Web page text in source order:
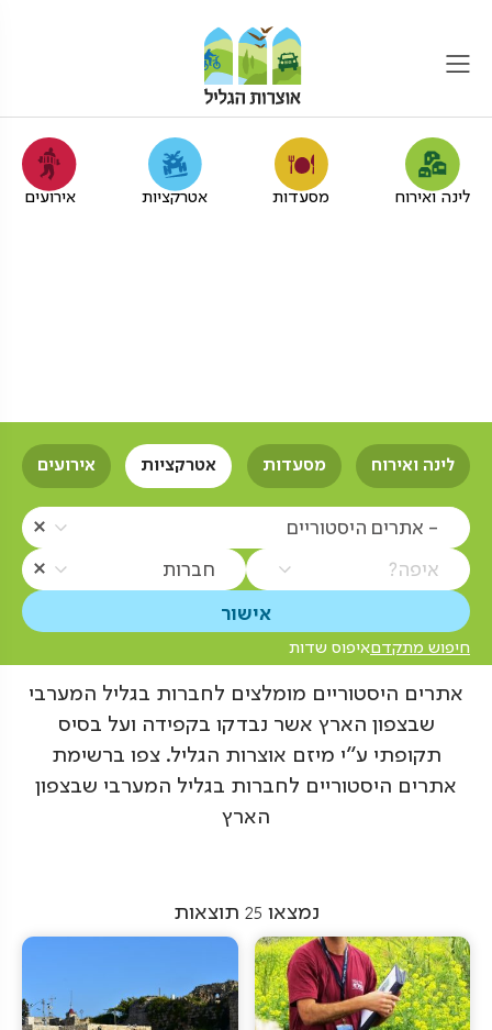
לינה ואירוח מסעדות אטרקציות אירועים
לינה ואירוח מסעדות אטרקציות אירועים
- אתרים היסטוריים
איפה? חברות
חיפוש מתקדםאיפוס שדות
אתרים היסטוריים מומלצים לחברות בגליל המערבי
שבצפון הארץ אשר נבדקו בקפידה ועל בסיס
תקופתי ע"י מיזם אוצרות הגליל. צפו ברשימת
אתרים היסטוריים לחברות בגליל המערבי שבצפון
הארץ
נמצאו 25 תוצאות